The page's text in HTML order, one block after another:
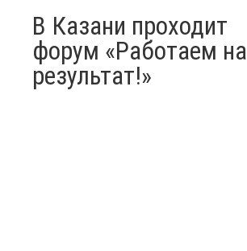
В Казани проходит
форум «Работаем на
результат!»